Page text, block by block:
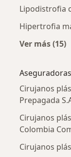
Lipodistrofia
Hipertrofia
Ver más (15)
Cirujanos
Prepagada
Cirujanos
Colombia
Cirujanos